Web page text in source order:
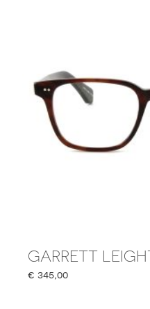
GARRETT
€ 345,00